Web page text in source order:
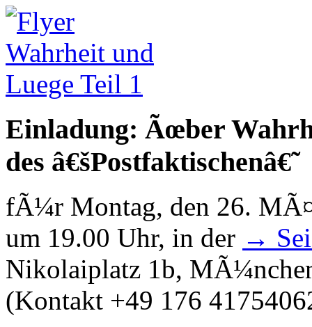
Einladung: Ãœber
des â€šPostfaktischenâ€˜
fÃ¼r Montag, den 26.
um 19.00 Uhr, in der →
Nikolaiplatz 1b,
(Kontakt +49 176